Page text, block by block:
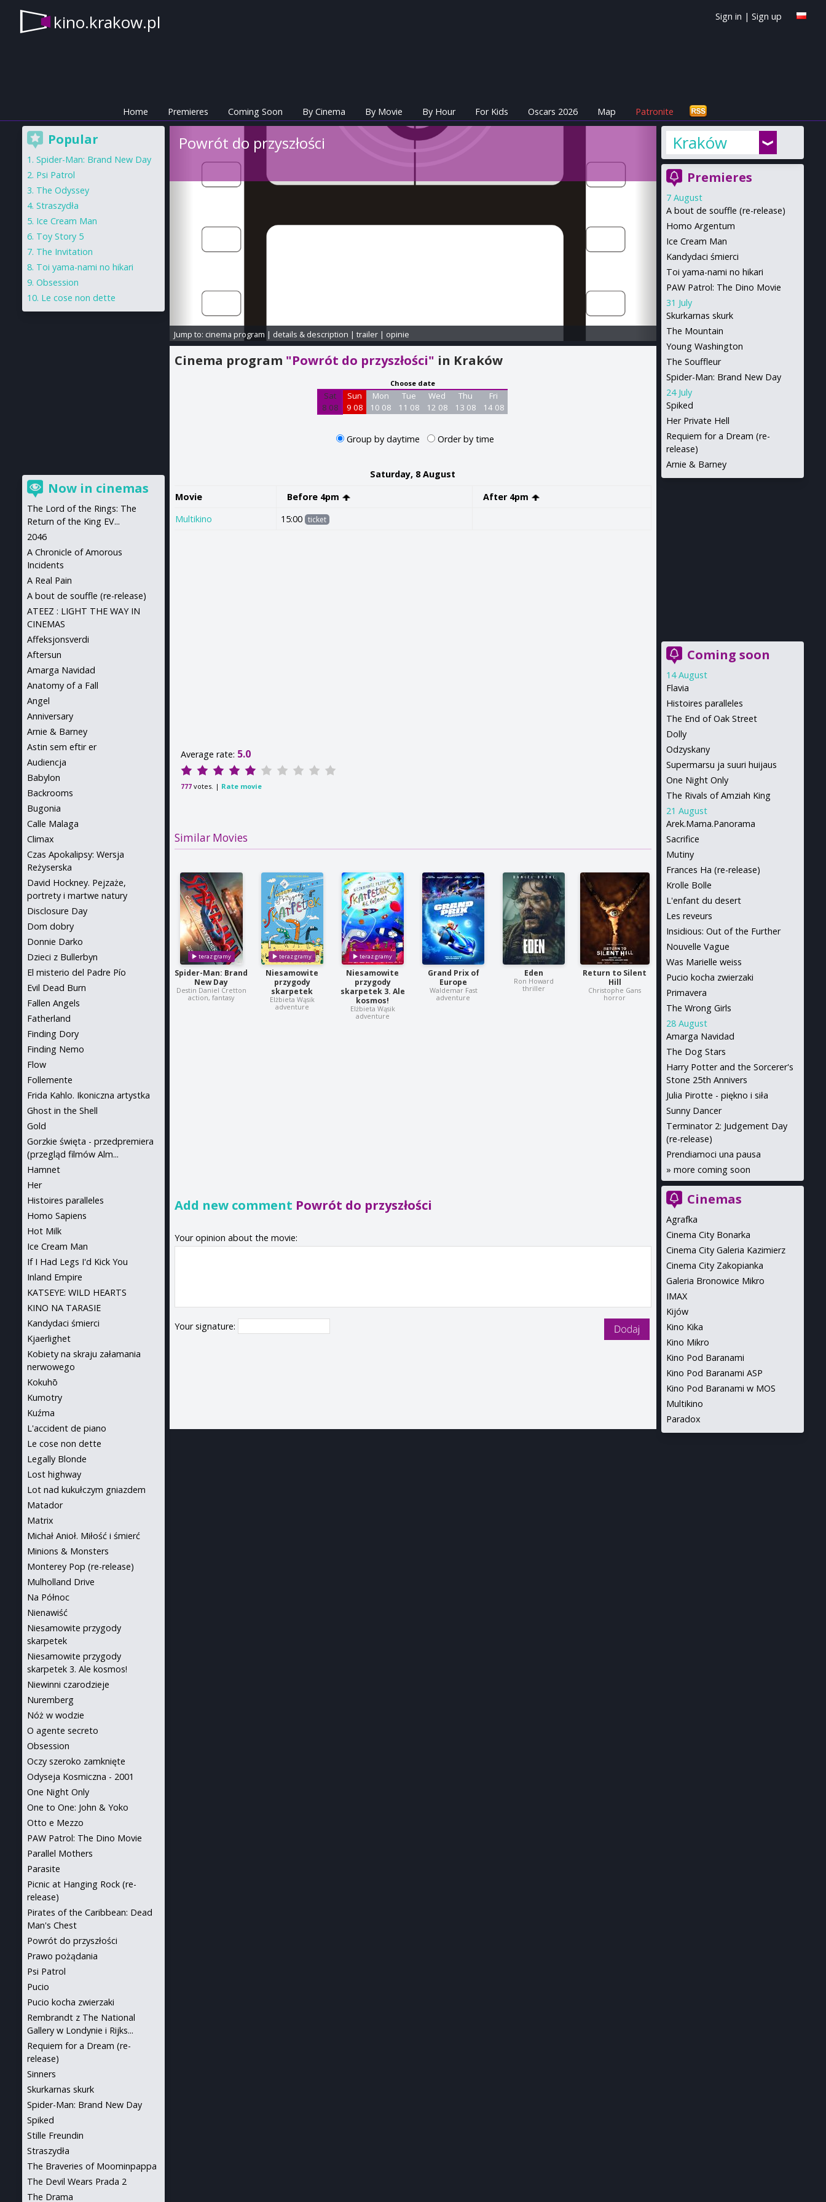
kino.krakow.pl Sign in | Sign up
Home Premieres Coming Soon By Cinema By Movie By Hour For Kids Oscars 2026 Map Patronite
Powrót do przyszłości
Jump to: cinema program | details & description | trailer| opinie
Cinema program "Powrót do przyszłości" in Kraków
Choose date
Sat
8 08
Sun
9 08
Mon
10 08
Tue
11 08
Wed
12 08
Thu
13 08
Fri
14 08
Group by daytime Order by time
Saturday, 8 August
Movie
Before 4pm
After 4pm
Multikino
15:00 ticket
Average rate: 5.0
777votes. | Rate movie
Similar Movies
Spider-Man: Brand
New Day
Destin Daniel Cretton
action, fantasy
Niesamowite
przygody
skarpetek
Elżbieta Wąsik
adventure
Niesamowite
przygody
skarpetek 3. Ale
kosmos!
Elżbieta Wąsik
adventure
Grand Prix of
Europe
Waldemar Fast
adventure
Eden
Ron Howard
thriller
Return to Silent
Hill
Christophe Gans
horror
Add new comment Powrót do przyszłości
Your opinion about the movie:
Your signature:
Kraków
Premieres
7 August
A bout de souffle (re-release)
Homo Argentum
Ice Cream Man
Kandydaci śmierci
Toi yama-nami no hikari
PAW Patrol: The Dino Movie
31 July
Skurkarnas skurk
The Mountain
Young Washington
The Souffleur
Spider-Man: Brand New Day
24 July
Spiked
Her Private Hell
Requiem for a Dream (re-
release)
Arnie & Barney
Coming soon
14 August
Flavia
Histoires paralleles
The End of Oak Street
Dolly
Odzyskany
Supermarsu ja suuri huijaus
One Night Only
The Rivals of Amziah King
21 August
Arek.Mama.Panorama
Sacrifice
Mutiny
Frances Ha (re-release)
Krolle Bolle
L'enfant du desert
Les reveurs
Insidious: Out of the Further
Nouvelle Vague
Was Marielle weiss
Pucio kocha zwierzaki
Primavera
The Wrong Girls
28 August
Amarga Navidad
The Dog Stars
Harry Potter and the Sorcerer's
Stone 25th Annivers
Julia Pirotte - piękno i siła
Sunny Dancer
Terminator 2: Judgement Day
(re-release)
Prendiamoci una pausa
» more coming soon
Cinemas
Agrafka
Cinema City Bonarka
Cinema City Galeria Kazimierz
Cinema City Zakopianka
Galeria Bronowice Mikro
IMAX
Kijów
Kino Kika
Kino Mikro
Kino Pod Baranami
Kino Pod Baranami ASP
Kino Pod Baranami w MOS
Multikino
Paradox
Popular
Spider-Man: Brand New Day
Psi Patrol
The Odyssey
Straszydła
Ice Cream Man
Toy Story 5
The Invitation
Toi yama-nami no hikari
Obsession
Le cose non dette
Now in cinemas
The Lord of the Rings: The
Return of the King EV...
2046
A Chronicle of Amorous
Incidents
A Real Pain
A bout de souffle (re-release)
ATEEZ : LIGHT THE WAY IN
CINEMAS
Affeksjonsverdi
Aftersun
Amarga Navidad
Anatomy of a Fall
Angel
Anniversary
Arnie & Barney
Astin sem eftir er
Audiencja
Babylon
Backrooms
Bugonia
Calle Malaga
Climax
Czas Apokalipsy: Wersja
Reżyserska
David Hockney. Pejzaże,
portrety i martwe natury
Disclosure Day
Dom dobry
Donnie Darko
Dzieci z Bullerbyn
El misterio del Padre Pío
Evil Dead Burn
Fallen Angels
Fatherland
Finding Dory
Finding Nemo
Flow
Follemente
Frida Kahlo. Ikoniczna artystka
Ghost in the Shell
Gold
Gorzkie święta - przedpremiera
(przegląd filmów Alm...
Hamnet
Her
Histoires paralleles
Homo Sapiens
Hot Milk
Ice Cream Man
If I Had Legs I'd Kick You
Inland Empire
KATSEYE: WILD HEARTS
KINO NA TARASIE
Kandydaci śmierci
Kjaerlighet
Kobiety na skraju załamania
nerwowego
Kokuhō
Kumotry
Kuźma
L'accident de piano
Le cose non dette
Legally Blonde
Lost highway
Lot nad kukułczym gniazdem
Matador
Matrix
Michał Anioł. Miłość i śmierć
Minions & Monsters
Monterey Pop (re-release)
Mulholland Drive
Na Północ
Nienawiść
Niesamowite przygody
skarpetek
Niesamowite przygody
skarpetek 3. Ale kosmos!
Niewinni czarodzieje
Nuremberg
Nóż w wodzie
O agente secreto
Obsession
Oczy szeroko zamknięte
Odyseja Kosmiczna - 2001
One Night Only
One to One: John & Yoko
Otto e Mezzo
PAW Patrol: The Dino Movie
Parallel Mothers
Parasite
Picnic at Hanging Rock (re-
release)
Pirates of the Caribbean: Dead
Man's Chest
Powrót do przyszłości
Prawo pożądania
Psi Patrol
Pucio
Pucio kocha zwierzaki
Rembrandt z The National
Gallery w Londynie i Rijks...
Requiem for a Dream (re-
release)
Sinners
Skurkarnas skurk
Spider-Man: Brand New Day
Spiked
Stille Freundin
Straszydła
The Braveries of Moominpappa
The Devil Wears Prada 2
The Drama